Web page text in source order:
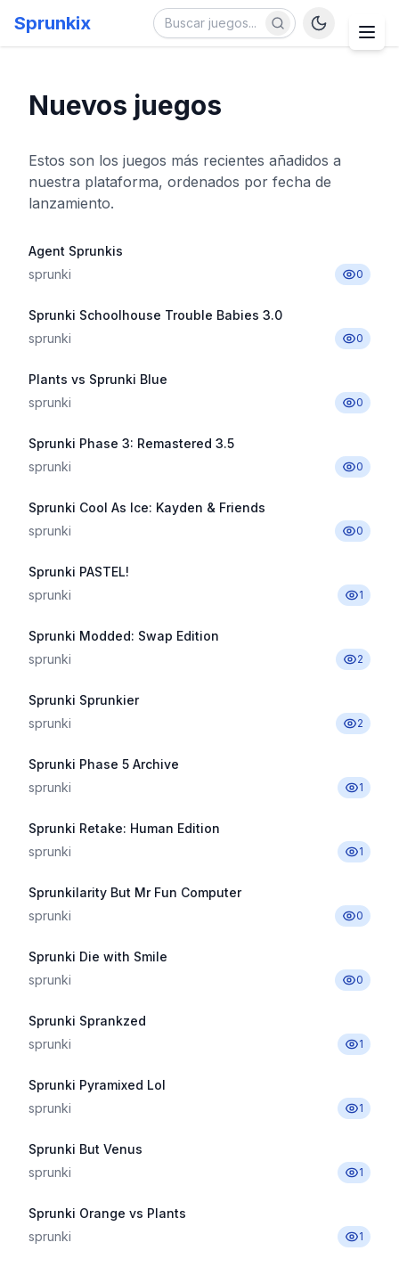
Sprunkix
Nuevos juegos
Estos son los juegos más recientes añadidos a
nuestra plataforma, ordenados por fecha de
lanzamiento.
Agent Sprunkis
sprunki
0
Sprunki Schoolhouse Trouble Babies 3.0
sprunki
0
Plants vs Sprunki Blue
sprunki
0
Sprunki Phase 3: Remastered 3.5
sprunki
0
Sprunki Cool As Ice: Kayden & Friends
sprunki
0
Sprunki PASTEL!
sprunki
1
Sprunki Modded: Swap Edition
sprunki
2
Sprunki Sprunkier
sprunki
2
Sprunki Phase 5 Archive
sprunki
1
Sprunki Retake: Human Edition
sprunki
1
Sprunkilarity But Mr Fun Computer
sprunki
0
Sprunki Die with Smile
sprunki
0
Sprunki Sprankzed
sprunki
1
Sprunki Pyramixed Lol
sprunki
1
Sprunki But Venus
sprunki
1
Sprunki Orange vs Plants
sprunki
1